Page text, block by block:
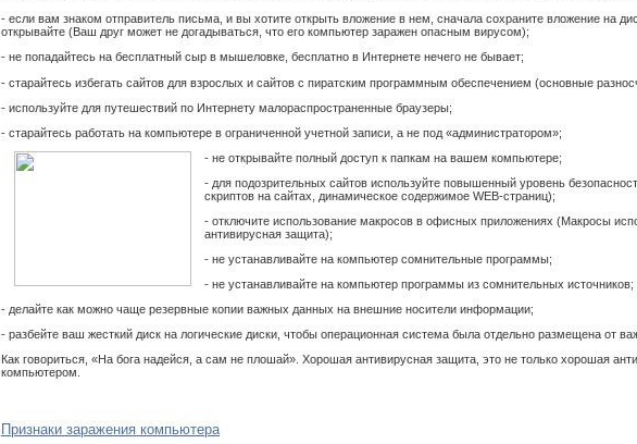
- если вам знаком отправитель письма, и вы хотите открыть вложение в нем, сначала сохраните вложение на
открывайте (Ваш друг может не догадываться, что его компьютер заражен опасным вирусом);
- не попадайтесь на бесплатный сыр в мышеловке, бесплатно в Интернете нечего не бывает;
- старайтесь избегать сайтов для взрослых и сайтов с пиратским программным обеспечением (основные
- используйте для путешествий по Интернету малораспространенные браузеры;
- старайтесь работать на компьютере в ограниченной учетной записи, а не под «администратором»;
- не открывайте полный доступ к папкам на вашем компьютере;
- для подозрительных сайтов используйте повышенный уровень
скриптов на сайтах, динамическое содержимое WEB-страниц);
- отключите использование макросов в офисных приложениях (Макросы
антивирусная защита);
- не устанавливайте на компьютер сомнительные программы;
- не устанавливайте на компьютер программы из сомнительных источников;
- делайте как можно чаще резервные копии важных данных на внешние носители информации;
- разбейте ваш жесткий диск на логические диски, чтобы операционная система была отдельно размещена от
Как говориться, «На бога надейся, а сам не плошай». Хорошая антивирусная защита, это не только хорошая
компьютером.
Признаки заражения компьютера